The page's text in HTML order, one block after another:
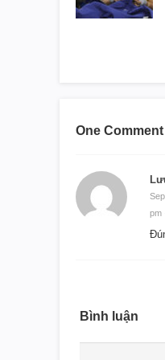
One Comment
pm
Bình luận